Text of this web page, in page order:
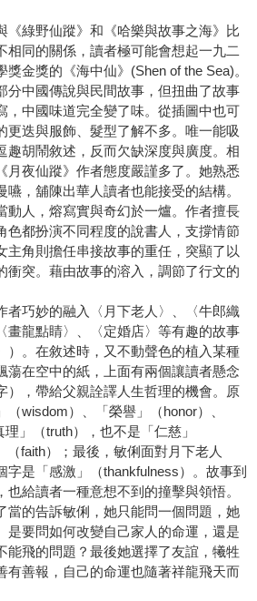
《綠野仙蹤》和《哈樂與故事之海》比
相同的關係，讀者極可能會想起一九二
金獎的《海中仙》(Shen of the Sea)。
分中國傳說與民間故事，但扭曲了故事
，中國味道完全變了味。從插圖中也可
更迭與服飾、髮型了解不多。唯一能吸
趣胡鬧敘述，反而欠缺深度與廣度。相
月夜仙蹤》作者態度嚴謹多了。她熟悉
嚥，舖陳出華人讀者也能接受的結構。
動人，熔寫實與奇幻於一爐。作者擅長
色都扮演不同程度的說書人，支撐情節
主角則擔任串接故事的重任，突顯了以
衝突。藉由故事的溶入，調節了行文的
者巧妙的融入〈月下老人〉、〈牛郎織
畫龍點睛〉、〈定婚店〉等有趣的故事
）。在敘述時，又不動聲色的植入某種
蕩在空中的紙，上面有兩個讓讀者懸念
），帶給父親詮譯人生哲理的機會。原
wisdom）、「榮譽」（honor）、
理」（truth），也不是「仁慈」
（faith）；最後，敏俐面對月下老人
字是「感激」（thankfulness）。故事到
給讀者一種意想不到的撞擊與領悟。
當的告訴敏俐，她只能問一個問題，她
是要問如何改變自己家人的命運，還是
能飛的問題？最後她選擇了友誼，犧牲
有善報，自己的命運也隨著祥龍飛天而